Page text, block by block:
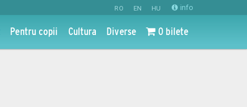
RO EN HU info
Pentru copii Cultura Diverse 0 bilete